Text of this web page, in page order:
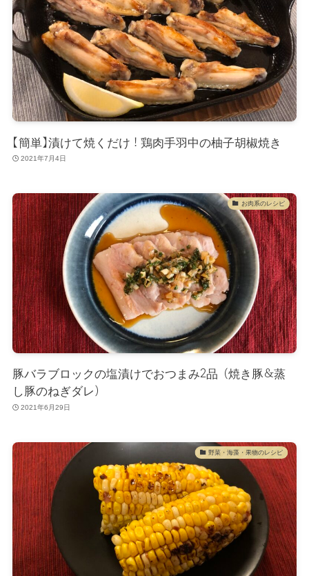
【簡単】漬けて焼くだけ！鶏肉手羽中の柚子胡椒焼き
2021年7月4日
お肉系のレシピ
豚バラブロックの塩漬けでおつまみ2品（焼き豚＆蒸
し豚のねぎダレ）
2021年6月29日
野菜・海藻・果物のレシピ